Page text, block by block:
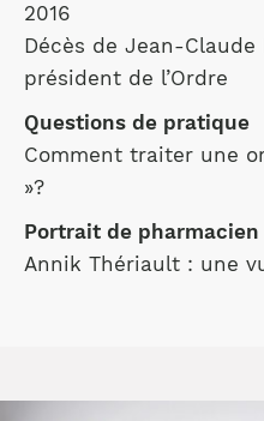
2016
Décès de Jean-
président de l’Ordre
Questions de pratique
Comment traiter une
»?
Portrait de pharmacien
Annik Thériault : une